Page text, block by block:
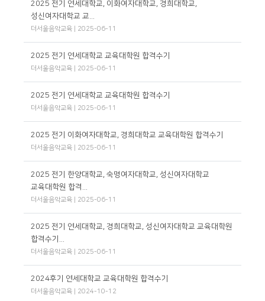
2025 전기 연세대학교, 이화여자대학교, 경희대학교,
성신여자대학교 교...
더서울음악교육 | 2025-06-11
2025 전기 연세대학교 교육대학원 합격수기
더서울음악교육 | 2025-06-11
2025 전기 연세대학교 교육대학원 합격수기
더서울음악교육 | 2025-06-11
2025 전기 이화여자대학교, 경희대학교 교육대학원 합격수기
더서울음악교육 | 2025-06-11
2025 전기 한양대학교, 숙명여자대학교, 성신여자대학교
교육대학원 합격...
더서울음악교육 | 2025-06-11
2025 전기 연세대학교, 경희대학교, 성신여자대학교 교육대학원
합격수기...
더서울음악교육 | 2025-06-11
2024후기 연세대학교 교육대학원 합격수기
더서울음악교육 | 2024-10-12